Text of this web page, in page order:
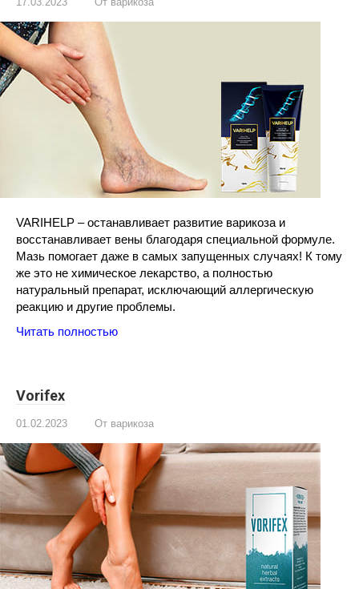
VARIHELP – останавливает развитие варикоза и
восстанавливает вены благодаря специальной формуле.
Мазь помогает даже в самых запущенных случаях! К тому
же это не химическое лекарство, а полностью
натуральный препарат, исключающий аллергическую
реакцию и другие проблемы.
Читать полностью
Vorifex
01.02.2023 От варикоза